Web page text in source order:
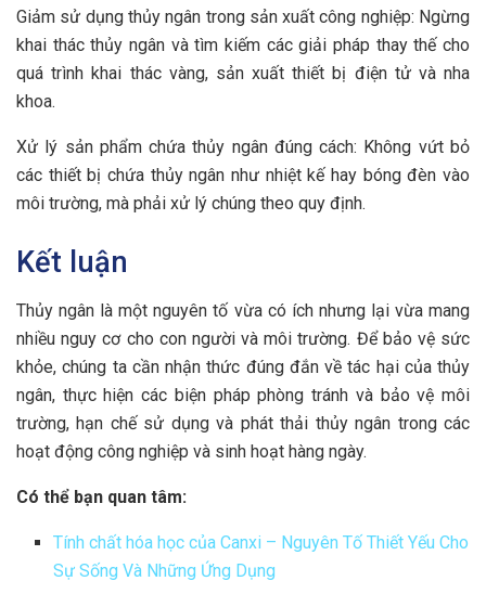
Giảm sử dụng thủy ngân trong sản xuất công nghiệp: Ngừng
khai thác thủy ngân và tìm kiếm các giải pháp thay thế cho
quá trình khai thác vàng, sản xuất thiết bị điện tử và nha
khoa.
Xử lý sản phẩm chứa thủy ngân đúng cách: Không vứt bỏ
các thiết bị chứa thủy ngân như nhiệt kế hay bóng đèn vào
môi trường, mà phải xử lý chúng theo quy định.
Kết luận
Thủy ngân là một nguyên tố vừa có ích nhưng lại vừa mang
nhiều nguy cơ cho con người và môi trường. Để bảo vệ sức
khỏe, chúng ta cần nhận thức đúng đắn về tác hại của thủy
ngân, thực hiện các biện pháp phòng tránh và bảo vệ môi
trường, hạn chế sử dụng và phát thải thủy ngân trong các
hoạt động công nghiệp và sinh hoạt hàng ngày.
Có thể bạn quan tâm:
Tính chất hóa học của Canxi – Nguyên Tố Thiết Yếu Cho
Sự Sống Và Những Ứng Dụng